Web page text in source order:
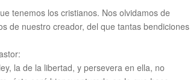
tenemos los cristianos. Nos olvidamos de
de nuestro creador, del que tantas bendiciones
la de la libertad, y persevera en ella, no